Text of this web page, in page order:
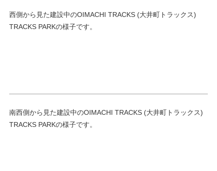
西側から見た建設中のOIMACHI TRACKS (大井町トラックス)
TRACKS PARKの様子です。
南西側から見た建設中のOIMACHI TRACKS (大井町トラックス)
TRACKS PARKの様子です。